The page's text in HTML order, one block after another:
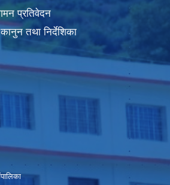
प्रतिवेदन
तथा निर्देशिका